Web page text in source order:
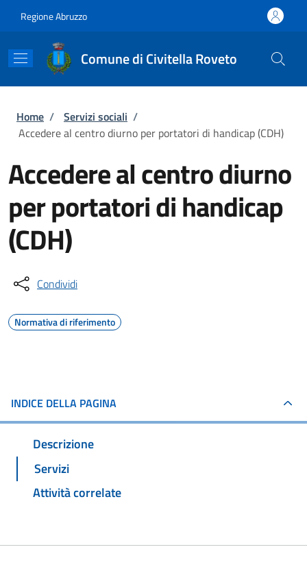
Regione Abruzzo
Comune di Civitella Roveto
Briciole di pane
Home / Servizi sociali /
Accedere al centro diurno per portatori di handicap (CDH)
Accedere al centro diurno
per portatori di handicap
(CDH)
Condividi
Normativa di riferimento
INDICE DELLA PAGINA
Descrizione
Servizi
Attività correlate